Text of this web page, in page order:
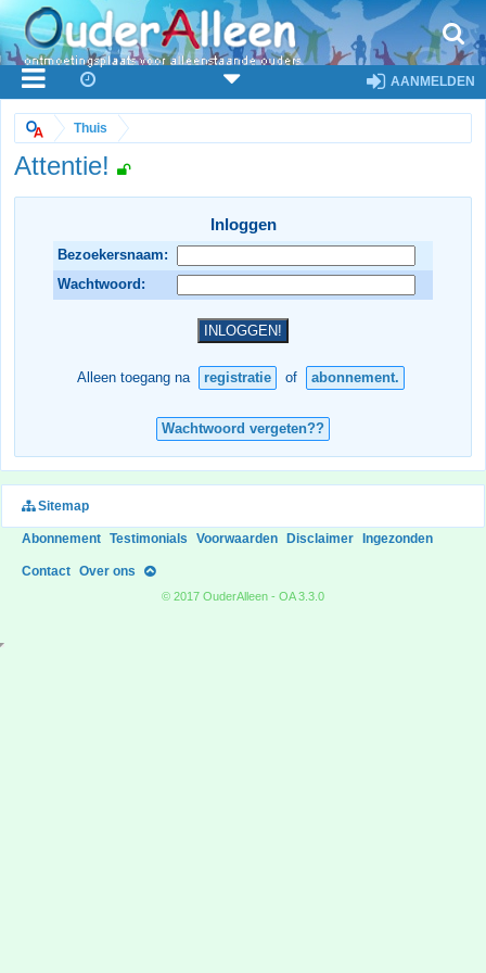
AANMELDEN
Thuis
Attentie!
Inloggen
Bezoekersnaam:
Wachtwoord:
Alleen toegang na registratie of abonnement.
Wachtwoord vergeten??
Sitemap
Abonnement Testimonials Voorwaarden Disclaimer Ingezonden
Contact Over ons
© 2017 OuderAlleen - OA 3.3.0